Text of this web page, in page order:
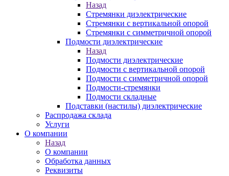
Назад
Стремянки диэлектрические
Стремянки с вертикальной опорой
Стремянки с симметричной опорой
Подмости диэлектрические
Назад
Подмости диэлектрические
Подмости с вертикальной опорой
Подмости с симметричной опорой
Подмости-стремянки
Подмости складные
Подставки (настилы) диэлектрические
Распродажа склада
Услуги
О компании
Назад
О компании
Обработка данных
Реквизиты